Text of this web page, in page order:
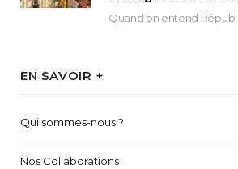
EN SAVOIR +
Qui sommes-nous ?
Nos Collaborations